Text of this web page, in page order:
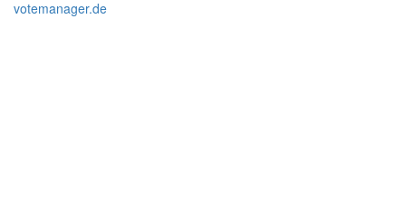
votemanager.de